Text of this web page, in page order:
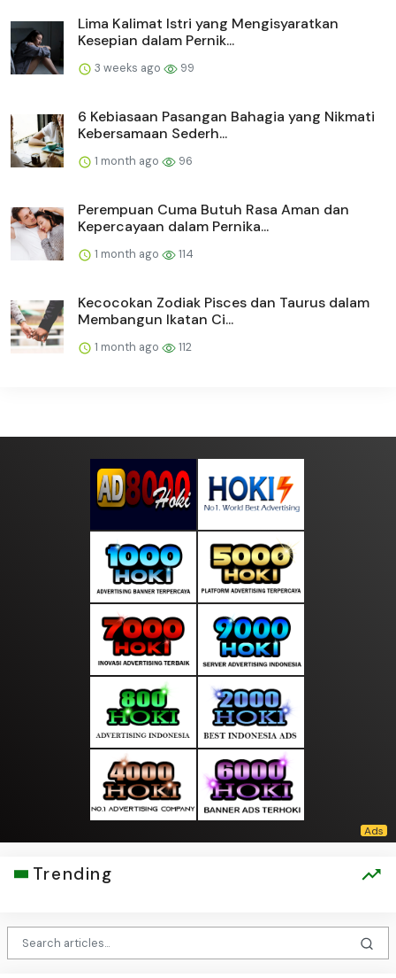
Lima Kalimat Istri yang Mengisyaratkan
Kesepian dalam Pernik...
3 weeks ago 99
6 Kebiasaan Pasangan Bahagia yang Nikmati
Kebersamaan Sederh...
1 month ago 96
Perempuan Cuma Butuh Rasa Aman dan
Kepercayaan dalam Pernika...
1 month ago 114
Kecocokan Zodiak Pisces dan Taurus dalam
Membangun Ikatan Ci...
1 month ago 112
Trending